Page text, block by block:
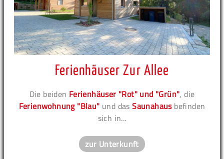
Ferienhäuser Zur Allee
Die beiden Ferienhäuser "Rot" und "Grün", die
Ferienwohnung "Blau" und dasSaunahausbefinden
sich in...
zur Unterkunft